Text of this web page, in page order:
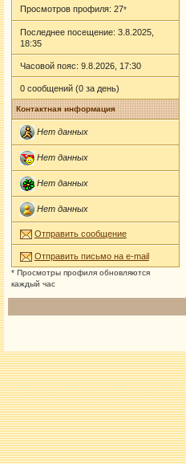
Просмотров профиля: 27*
Последнее посещение: 3.8.2025,
18:35
Часовой пояс: 9.8.2026, 17:30
0 сообщений (0 за день)
Контактная информация
Нет данных
Нет данных
Нет данных
Нет данных
Отправить сообщение
Отправить письмо на e-mail
* Просмотры профиля обновляются
каждый час